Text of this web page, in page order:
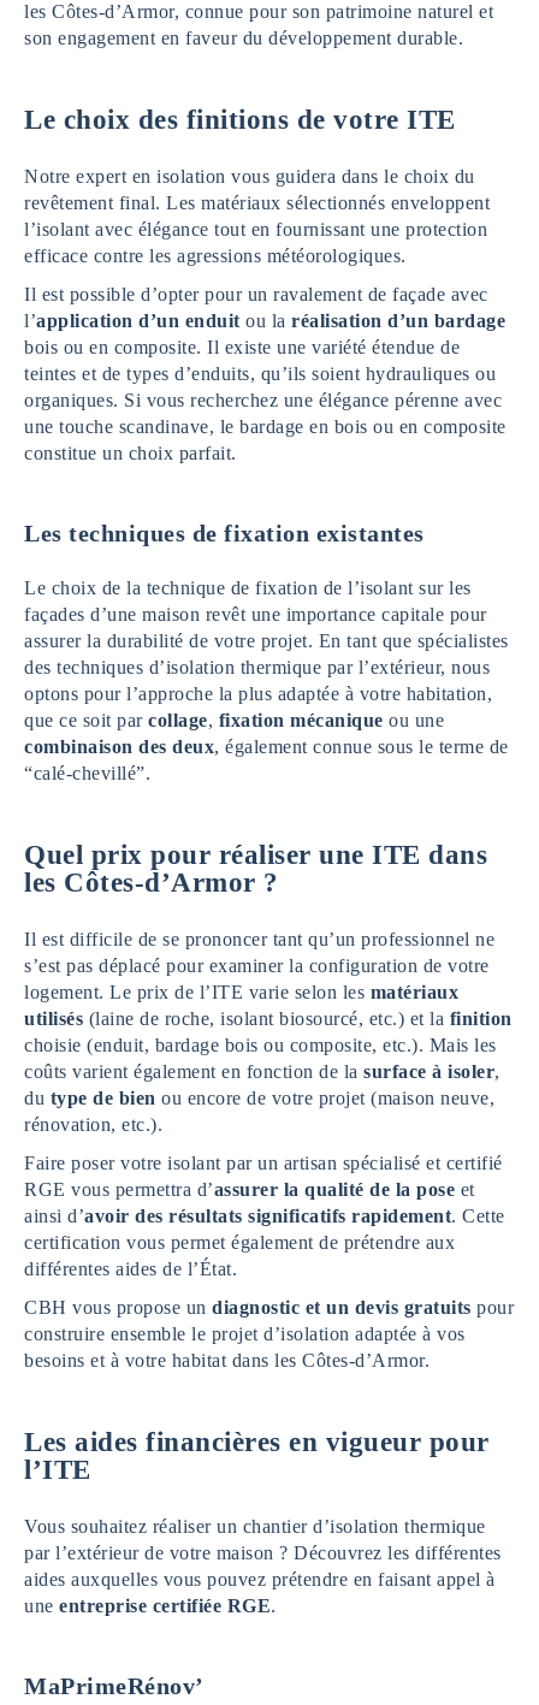
les Côtes-d’Armor, connue pour son patrimoine naturel et
son engagement en faveur du développement durable.
Le choix des finitions de votre ITE
Notre expert en isolation vous guidera dans le choix du
revêtement final. Les matériaux sélectionnés enveloppent
l’isolant avec élégance tout en fournissant une protection
efficace contre les agressions météorologiques.
Il est possible d’opter pour un ravalement de façade avec
l’application d’un enduit ou la réalisation d’un bardage
bois ou en composite. Il existe une variété étendue de
teintes et de types d’enduits, qu’ils soient hydrauliques ou
organiques. Si vous recherchez une élégance pérenne avec
une touche scandinave, le bardage en bois ou en composite
constitue un choix parfait.
Les techniques de fixation existantes
Le choix de la technique de fixation de l’isolant sur les
façades d’une maison revêt une importance capitale pour
assurer la durabilité de votre projet. En tant que spécialistes
des techniques d’isolation thermique par l’extérieur, nous
optons pour l’approche la plus adaptée à votre habitation,
que ce soit par collage, fixation mécanique ou une
combinaison des deux, également connue sous le terme de
“calé-chevillé”.
Quel prix pour réaliser une ITE dans
les Côtes-d’Armor ?
Il est difficile de se prononcer tant qu’un professionnel ne
s’est pas déplacé pour examiner la configuration de votre
logement. Le prix de l’ITE varie selon les matériaux
utilisés (laine de roche, isolant biosourcé, etc.) et la finition
choisie (enduit, bardage bois ou composite, etc.). Mais les
coûts varient également en fonction de la surface à isoler,
du type de bien ou encore de votre projet (maison neuve,
rénovation, etc.).
Faire poser votre isolant par un artisan spécialisé et certifié
RGE vous permettra d’assurer la qualité de la pose et
ainsi d’avoir des résultats significatifs rapidement. Cette
certification vous permet également de prétendre aux
différentes aides de l’État.
CBH vous propose un diagnostic et un devis gratuits pour
construire ensemble le projet d’isolation adaptée à vos
besoins et à votre habitat dans les Côtes-d’Armor.
Les aides financières en vigueur pour
l’ITE
Vous souhaitez réaliser un chantier d’isolation thermique
par l’extérieur de votre maison ? Découvrez les différentes
aides auxquelles vous pouvez prétendre en faisant appel à
une entreprise certifiée RGE.
MaPrimeRénov’